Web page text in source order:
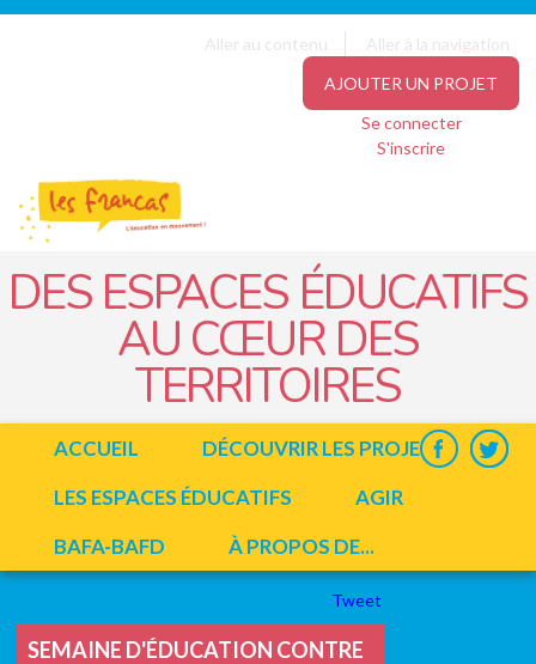
Aller au contenu
Aller à la navigation
AJOUTER UN PROJET
Se connecter
S'inscrire
DES ESPACES ÉDUCATIFS
AU CŒUR DES
TERRITOIRES
ACCUEIL
DÉCOUVRIR LES PROJETS
LES ESPACES ÉDUCATIFS
AGIR
BAFA-BAFD
À PROPOS DE...
Tweet
SEMAINE D'ÉDUCATION CONTRE
Panneau de gestion des cookies